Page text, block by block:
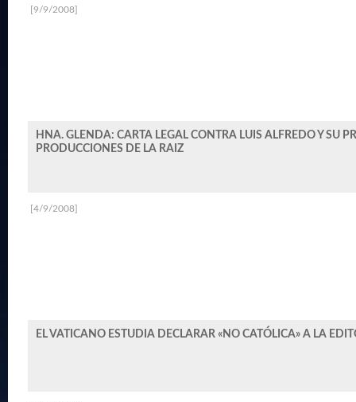
HNA. GLENDA: CARTA LEGAL CONTRA LUIS ALFREDO Y SU
PRODUCCIONES DE LA RAIZ
[9/9/2008]
EL VATICANO ESTUDIA DECLARAR «NO CATÓLICA» A LA
[4/9/2008]